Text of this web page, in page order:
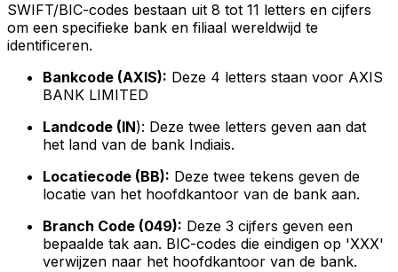
SWIFT/BIC-codes bestaan uit 8 tot 11 letters en cijfers
om een specifieke bank en filiaal wereldwijd te
identificeren.
Bankcode (AXIS): Deze 4 letters staan voor AXIS
BANK LIMITED
Landcode (IN): Deze twee letters geven aan dat
het land van de bank Indiais.
Locatiecode (BB): Deze twee tekens geven de
locatie van het hoofdkantoor van de bank aan.
Branch Code (049): Deze 3 cijfers geven een
bepaalde tak aan. BIC-codes die eindigen op 'XXX'
verwijzen naar het hoofdkantoor van de bank.